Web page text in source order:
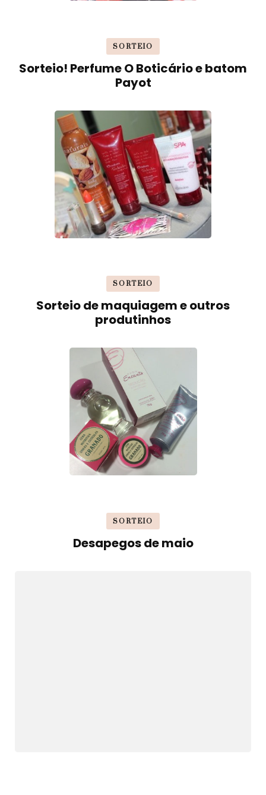
SORTEIO
Sorteio! Perfume O Boticário e batom
Payot
SORTEIO
Sorteio de maquiagem e outros
produtinhos
SORTEIO
Desapegos de maio